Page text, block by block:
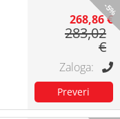
-5%
268,86 €
283,02
€